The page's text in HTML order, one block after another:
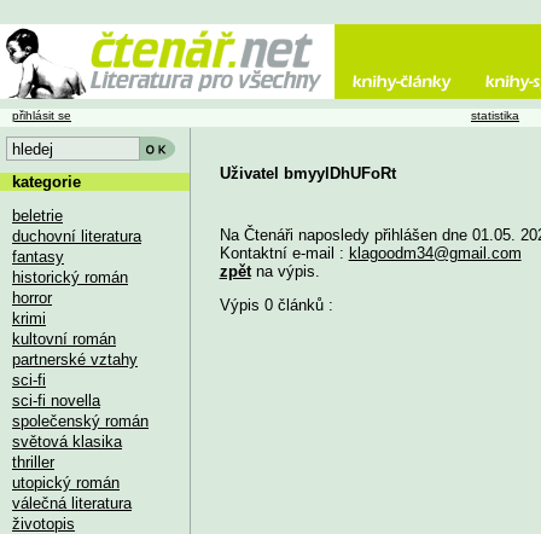
Uživatel bmyylDhUFoRt
Na Čtenáři naposledy přihlášen dne 01.05.
Kontaktní e-mail : klagoodm34@gmail.com
zpětna výpis.
Výpis 0 článků :
přihlásit se statistika
kategorie
beletrie
duchovní literatura
fantasy
historický román
horror
krimi
kultovní román
partnerské vztahy
sci-fi
sci-fi novella
společenský román
světová klasika
thriller
utopický román
válečná literatura
životopis